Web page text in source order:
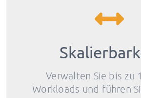
Verwalten Sie bis zu
Workloads und führen